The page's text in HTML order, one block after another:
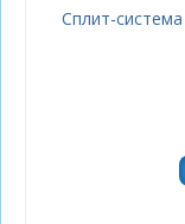
Сплит-